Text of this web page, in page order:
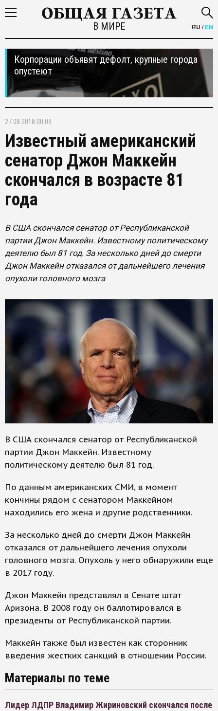
В МИРЕ RU /EN
Корпорации объявят дефолт, крупные города
опустеют
27.08.2018 00:03
Известный американский
сенатор Джон Маккейн
скончался в возрасте 81
года
В США скончался сенатор от Республиканской
партии Джон Маккейн. Известному политическому
деятелю был 81 год. За несколько дней до смерти
Джон Маккейн отказался от дальнейшего лечения
опухоли головного мозга
В США скончался сенатор от Республиканской
партии Джон Маккейн. Известному
политическому деятелю был 81 год.
По данным американских СМИ, в момент
кончины рядом с сенатором Маккейном
находились его жена и другие родственники.
За несколько дней до смерти Джон Маккейн
отказался от дальнейшего лечения опухоли
головного мозга. Опухоль у него обнаружили еще
в 2017 году.
Джон Маккейн представлял в Сенате штат
Аризона. В 2008 году он баллотировался в
президенты от Республиканской партии.
Маккейн также был известен как сторонник
введения жестких санкций в отношении России.
Материалы по теме
Лидер ЛДПР Владимир Жириновский скончался после